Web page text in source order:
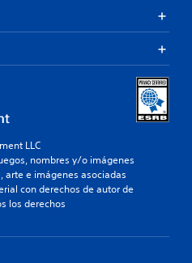
LLC
nombres y/o imágenes
arte e imágenes asociadas
con derechos de autor de
los derechos